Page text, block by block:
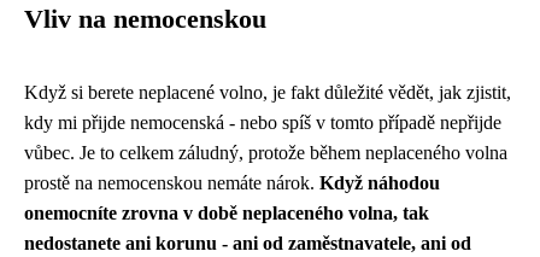
Vliv na nemocenskou
Když si berete neplacené volno, je fakt důležité vědět, jak zjistit,
kdy mi přijde nemocenská - nebo spíš v tomto případě nepřijde
vůbec. Je to celkem záludný, protože během neplaceného volna
prostě na nemocenskou nemáte nárok. Když náhodou
onemocníte zrovna v době neplaceného volna, tak
nedostanete ani korunu - ani od zaměstnavatele, ani od